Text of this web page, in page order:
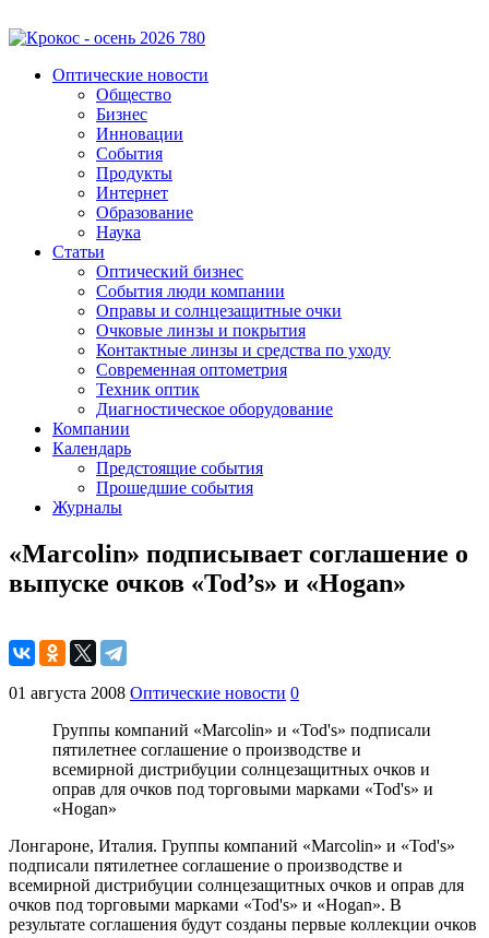
Оптические новости
Общество
Бизнес
Инновации
События
Продукты
Интернет
Образование
Наука
Статьи
Оптический бизнес
События люди компании
Оправы и солнцезащитные очки
Очковые линзы и покрытия
Контактные линзы и средства по уходу
Современная оптометрия
Техник оптик
Диагностическое оборудование
Компании
Календарь
Предстоящие события
Прошедшие события
Журналы
«Marcolin» подписывает соглашение о
выпуске очков «Tod’s» и «Hogan»
01 августа 2008 Оптические новости 0
Группы компаний «Marcolin» и «Tod's» подписали
пятилетнее соглашение о производстве и
всемирной дистрибуции солнцезащитных очков и
оправ для очков под торговыми марками «Tod's» и
«Hogan»
Лонгароне, Италия. Группы компаний «Marcolin» и «Tod's»
подписали пятилетнее соглашение о производстве и
всемирной дистрибуции солнцезащитных очков и оправ для
очков под торговыми марками «Tod's» и «Hogan». В
результате соглашения будут созданы первые коллекции очков